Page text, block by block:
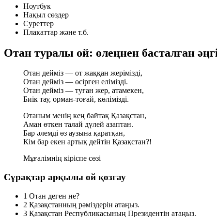
Ноутбук
Нақыл сөздер
Суреттер
Плакаттар және т.б.
Отан туралы ой: өлеңнен басталған
Отан дейміз — от жаққан жерімізді,
Отан дейміз — өсірген елімізді.
Отан дейміз — туған жер, атамекен,
Биік тау, орман-тоғай, көлімізді.
Отаным менің кең байтақ Қазақстан,
Аман өткен талай дүлей азаптан.
Бар әлемді өз аузына қаратқан,
Кім бар екен артық дейтін Қазақстан?!
Мұғалімнің кіріспе сөзі
Сұрақтар арқылы ой қозғау
1 Отан деген не?
2 Қазақстанның рәміздерін атаңыз.
3 Қазақстан Республикасының Президентін атаңыз.